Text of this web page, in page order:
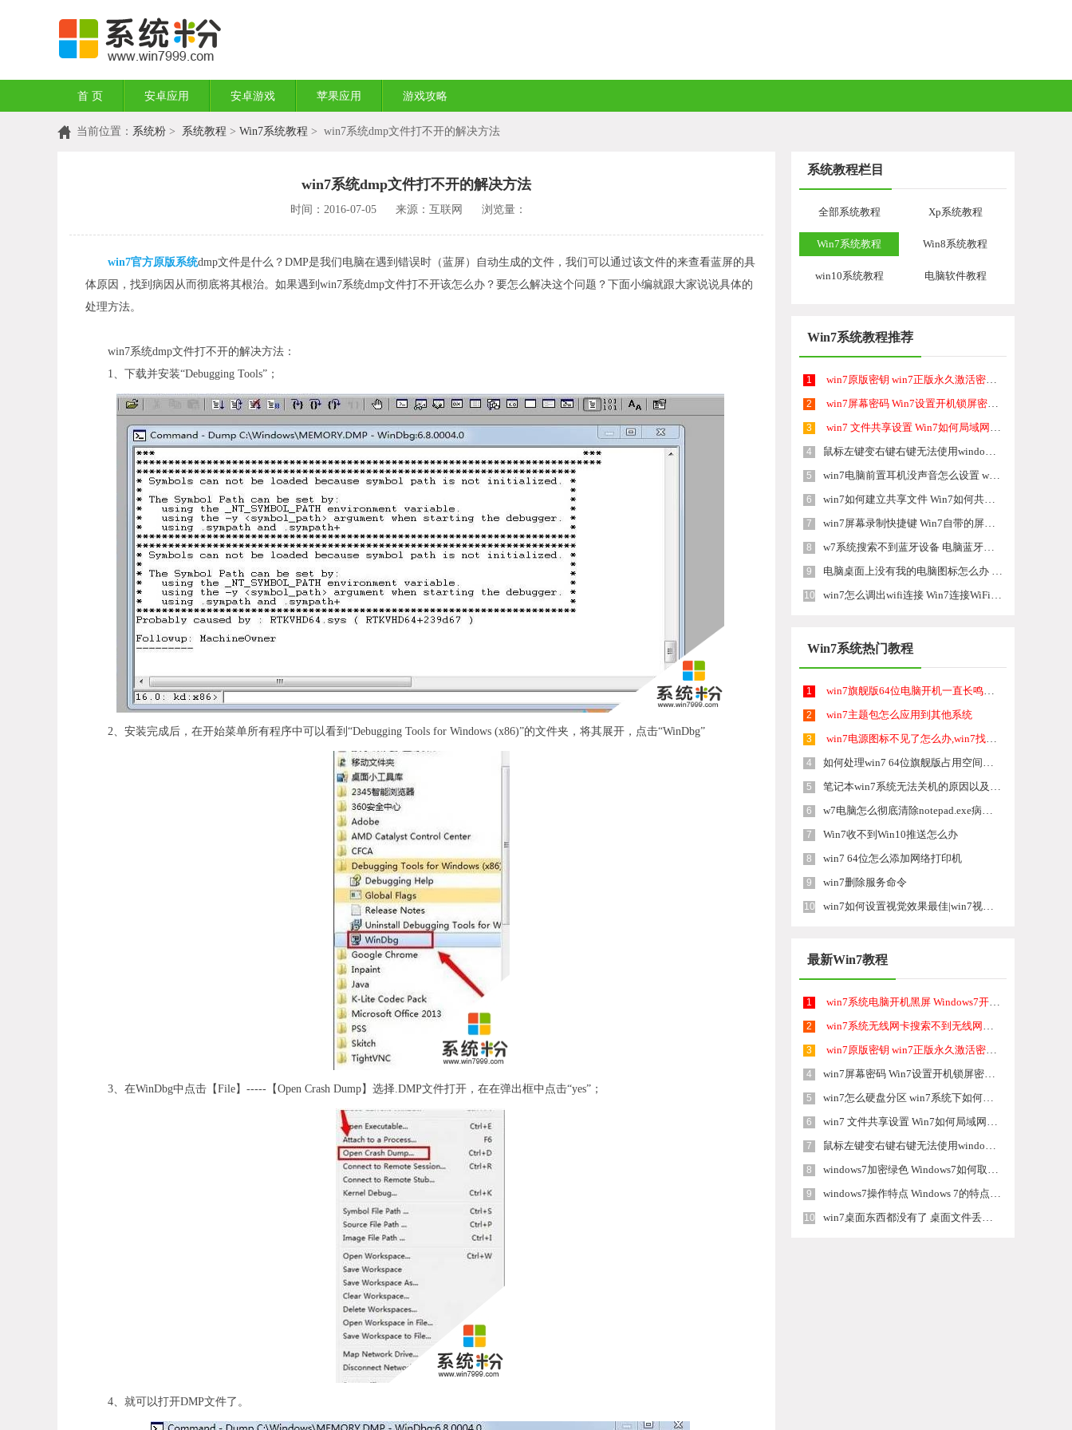
首 页 安卓应用 安卓游戏 苹果应用 游戏攻略
当前位置： 系统粉 > 系统教程 > Win7系统教程 > win7系统dmp文件打不开的解决方法
win7系统dmp文件打不开的解决方法
时间：2016-07-05 来源：互联网 浏览量：
win7官方原版系统dmp文件是什么？DMP是我们电脑在遇到错误时（蓝屏）自动生成的文件，我们可以通过该文件的来查看蓝屏的具
体原因，找到病因从而彻底将其根治。如果遇到win7系统dmp文件打不开该怎么办？要怎么解决这个问题？下面小编就跟大家说说具体的
处理方法。
win7系统dmp文件打不开的解决方法：
1、下载并安装“Debugging Tools”；
2、安装完成后，在开始菜单所有程序中可以看到“Debugging Tools for Windows (x86)”的文件夹，将其展开，点击“WinDbg”
3、在WinDbg中点击【File】-----【Open Crash Dump】选择.DMP文件打开，在在弹出框中点击“yes”；
4、就可以打开DMP文件了。
系统教程栏目
全部系统教程 Xp系统教程
Win7系统教程 Win8系统教程
win10系统教程 电脑软件教程
Win7系统教程推荐
1 win7原版密钥 win7正版永久激活密钥激活步骤
2 win7屏幕密码 Win7设置开机锁屏密码的方法
3 win7 文件共享设置 Win7如何局域网共享文件
4 鼠标左键变右键右键无法使用window7怎么办 鼠标左键变右键解决方法
5 win7电脑前置耳机没声音怎么设置 win7前面板耳机没声音处理方法
6 win7如何建立共享文件 Win7如何共享文件到其他设备
7 win7屏幕录制快捷键 Win7自带的屏幕录制功能怎么使用
8 w7系统搜索不到蓝牙设备 电脑蓝牙搜索不到其他设备
9 电脑桌面上没有我的电脑图标怎么办 win7桌面图标不见了怎么恢复
10 win7怎么调出wifi连接 Win7连接WiFi失败怎么办
Win7系统热门教程
1 win7旗舰版64位电脑开机一直长鸣怎么办
2 win7主题包怎么应用到其他系统
3 win7电源图标不见了怎么办,win7找回电源图标的方法
4 如何处理win7 64位旗舰版占用空间过大 win7 64位旗舰版占用空间过大该怎么优化磁盘
5 笔记本win7系统无法关机的原因以及解决方案
6 w7电脑怎么彻底清除notepad.exe病毒【图文教程】
7 Win7收不到Win10推送怎么办
8 win7 64位怎么添加网络打印机
9 win7删除服务命令
10 win7如何设置视觉效果最佳|win7视觉效果最佳设置方法
最新Win7教程
1 win7系统电脑开机黑屏 Windows7开机黑屏怎么办
2 win7系统无线网卡搜索不到无线网络 Win7电脑无线信号消失怎么办
3 win7原版密钥 win7正版永久激活密钥激活步骤
4 win7屏幕密码 Win7设置开机锁屏密码的方法
5 win7怎么硬盘分区 win7系统下如何对硬盘进行分区划分
6 win7 文件共享设置 Win7如何局域网共享文件
7 鼠标左键变右键右键无法使用window7怎么办 鼠标左键变右键解决方法
8 windows7加密绿色 Windows7如何取消加密文件的绿色图标显示
9 windows7操作特点 Windows 7的特点有哪些
10 win7桌面东西都没有了 桌面文件丢失了怎么办